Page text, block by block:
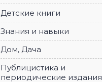
Детские книги
Знания и навыки
Дом, Дача
Публицистика и
периодические издания